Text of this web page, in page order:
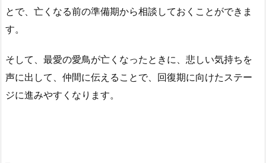
とで、亡くなる前の準備期から相談しておくことができま
す。
そして、最愛の愛鳥が亡くなったときに、悲しい気持ちを
声に出して、仲間に伝えることで、回復期に向けたステー
ジに進みやすくなります。